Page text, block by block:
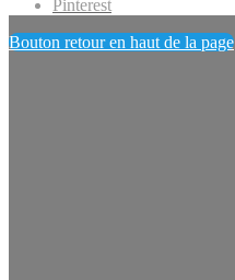
Pinterest
Bouton retour en haut de la page